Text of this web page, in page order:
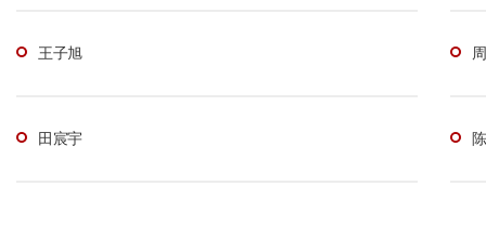
王子旭
田宸宇